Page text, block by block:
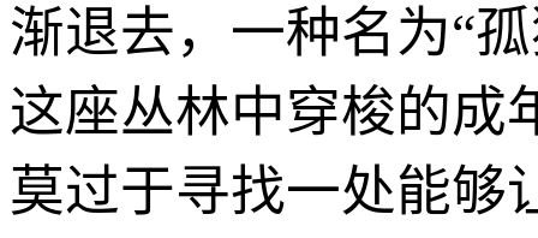
渐退去，一种名为“
这座丛林中穿梭的成
莫过于寻找一处能够